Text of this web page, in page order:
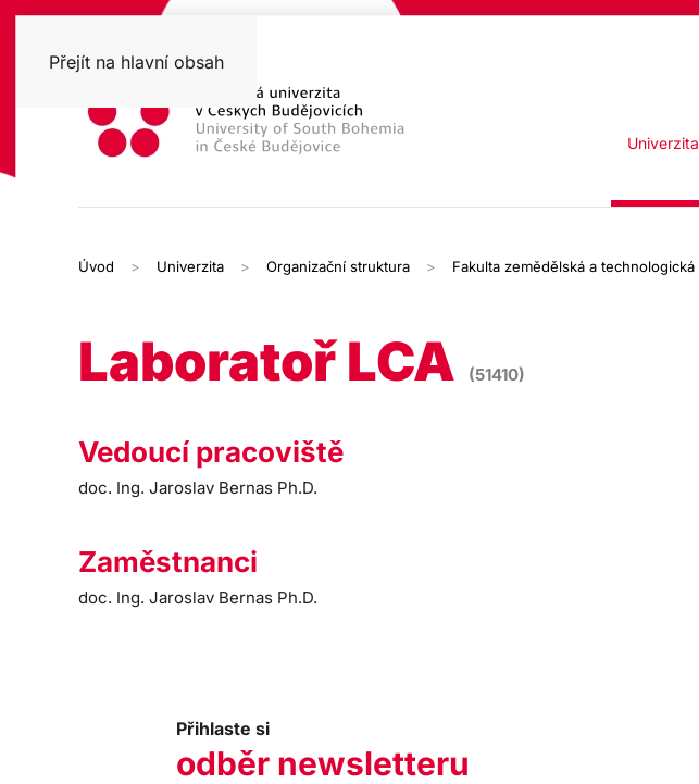
Přejít na hlavní obsah
Univerzita
Úvod Univerzita Organizační struktura Fakulta zemědělská a technologická
Laboratoř LCA (51410)
Vedoucí pracoviště
doc. Ing. Jaroslav Bernas Ph.D.
Zaměstnanci
doc. Ing. Jaroslav Bernas Ph.D.
Přihlaste si
odběr newsletteru